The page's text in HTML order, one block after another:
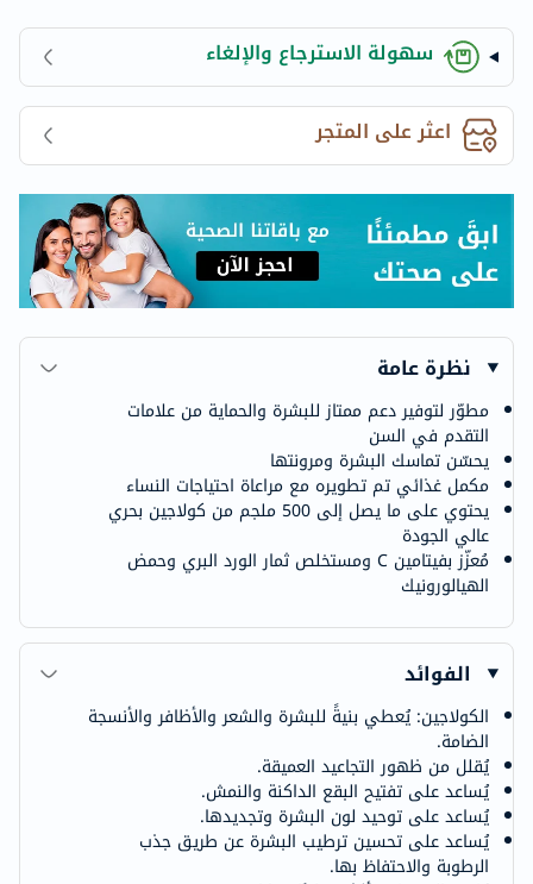
سهولة الاسترجاع والإلغاء
اعثر على المتجر
نظرة عامة
مطوّر لتوفير دعم ممتاز للبشرة والحماية من علامات
التقدم في السن
يحسّن تماسك البشرة ومرونتها
مكمل غذائي تم تطويره مع مراعاة احتياجات النساء
يحتوي على ما يصل إلى 500 ملجم من كولاجين بحري
عالي الجودة
مُعزّز بفيتامين C ومستخلص ثمار الورد البري وحمض
الهيالورونيك
الفوائد
الكولاجين: يُعطي بنيةً للبشرة والشعر والأظافر والأنسجة
الضامة.
يُقلل من ظهور التجاعيد العميقة.
يُساعد على تفتيح البقع الداكنة والنمش.
يُساعد على توحيد لون البشرة وتجديدها.
يُساعد على تحسين ترطيب البشرة عن طريق جذب
الرطوبة والاحتفاظ بها.